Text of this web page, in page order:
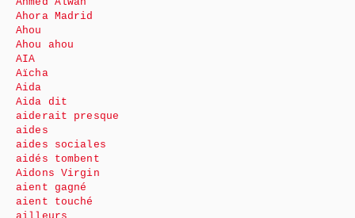
Ahora Madrid
Ahou
Ahou ahou
AIA
Aïcha
Aida
Aida dit
aiderait presque
aides
aides sociales
aidés tombent
Aidons Virgin
aient gagné
aient touché